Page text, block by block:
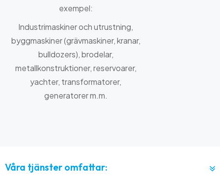
exempel:
Industrimaskiner och utrustning,
byggmaskiner (grävmaskiner, kranar,
bulldozers), brodelar,
metallkonstruktioner, reservoarer,
yachter, transformatorer,
generatorer m.m.
Våra tjänster omfattar: